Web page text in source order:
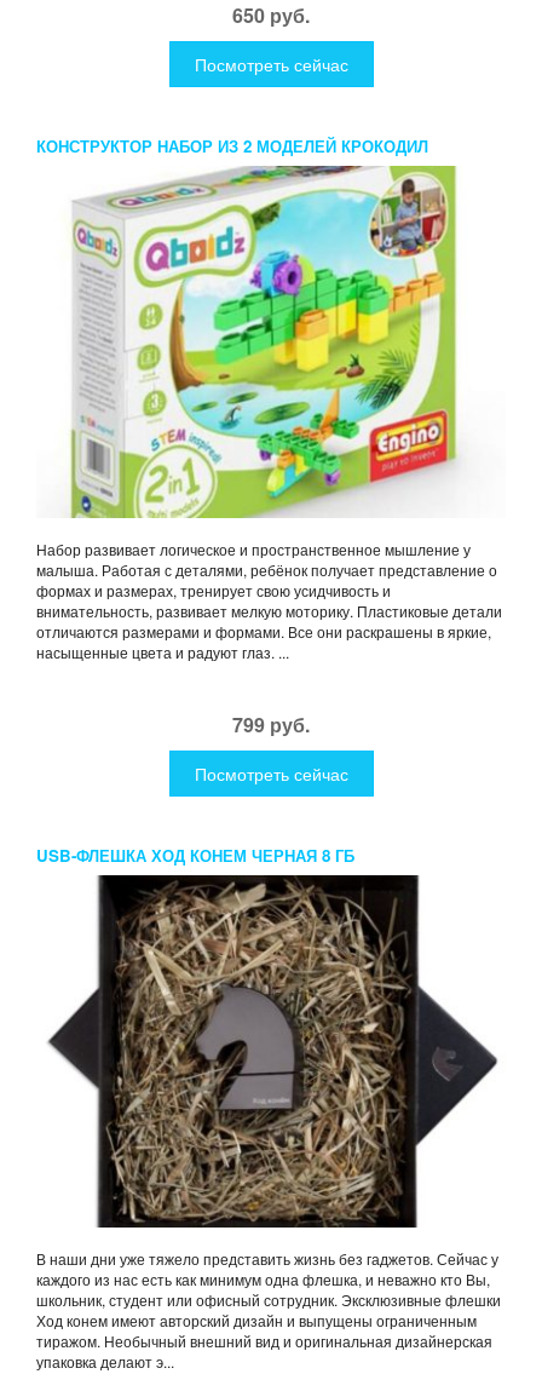
650 руб.
Посмотреть сейчас
КОНСТРУКТОР НАБОР ИЗ 2 МОДЕЛЕЙ КРОКОДИЛ
Набор развивает логическое и пространственное мышление у
малыша. Работая с деталями, ребёнок получает представление о
формах и размерах, тренирует свою усидчивость и
внимательность, развивает мелкую моторику. Пластиковые детали
отличаются размерами и формами. Все они раскрашены в яркие,
насыщенные цвета и радуют глаз. ...
799 руб.
Посмотреть сейчас
USB-ФЛЕШКА ХОД КОНЕМ ЧЕРНАЯ 8 ГБ
В наши дни уже тяжело представить жизнь без гаджетов. Сейчас у
каждого из нас есть как минимум одна флешка, и неважно кто Вы,
школьник, студент или офисный сотрудник. Эксклюзивные флешки
Ход конем имеют авторский дизайн и выпущены ограниченным
тиражом. Необычный внешний вид и оригинальная дизайнерская
упаковка делают э...